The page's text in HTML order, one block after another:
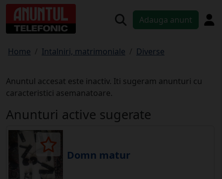
Adauga anunt
Home Intalniri, matrimoniale Diverse
Anuntul accesat este inactiv. Iti sugeram anunturi cu
caracteristici asemanatoare.
Anunturi active sugerate
Domn matur